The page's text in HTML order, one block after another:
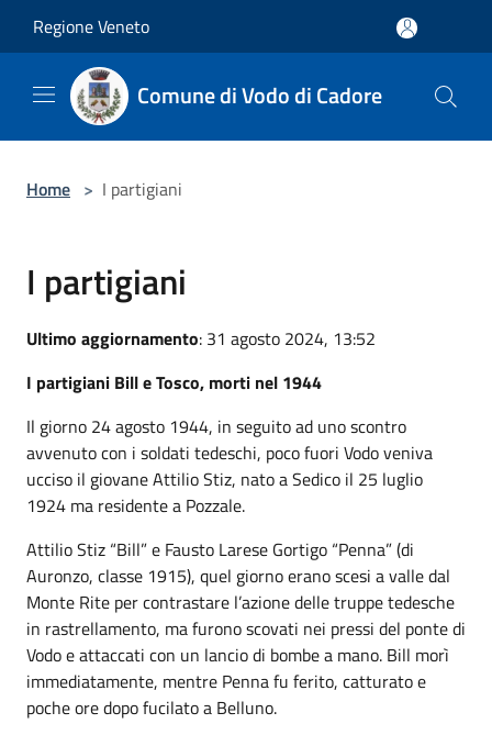
Regione Veneto
Comune di Vodo di Cadore
Home > I partigiani
I partigiani
Ultimo aggiornamento: 31 agosto 2024, 13:52
I partigiani Bill e Tosco, morti nel 1944
Il giorno 24 agosto 1944, in seguito ad uno scontro
avvenuto con i soldati tedeschi, poco fuori Vodo veniva
ucciso il giovane Attilio Stiz, nato a Sedico il 25 luglio
1924 ma residente a Pozzale.
Attilio Stiz “Bill” e Fausto Larese Gortigo “Penna” (di
Auronzo, classe 1915), quel giorno erano scesi a valle dal
Monte Rite per contrastare l’azione delle truppe tedesche
in rastrellamento, ma furono scovati nei pressi del ponte di
Vodo e attaccati con un lancio di bombe a mano. Bill morì
immediatamente, mentre Penna fu ferito, catturato e
poche ore dopo fucilato a Belluno.